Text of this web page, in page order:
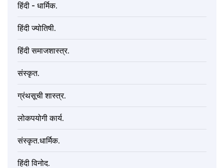
हिंदी - धार्मिक.
हिंदी ज्योतिषी.
हिंदी समाजशास्त्र.
संस्कृत.
ग्रंथसूची शास्त्र.
लोकपयोगी कार्य.
संस्कृत.धार्मिक.
हिंदी विनोद.